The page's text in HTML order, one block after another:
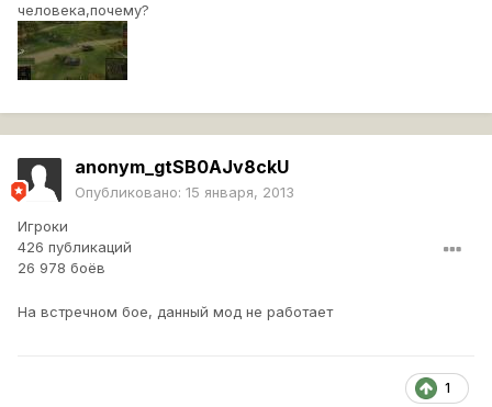
человека,почему?
anonym_gtSB0AJv8ckU
Опубликовано: 15 января, 2013
Игроки
426 публикаций
26 978 боёв
На встречном бое, данный мод не работает
1